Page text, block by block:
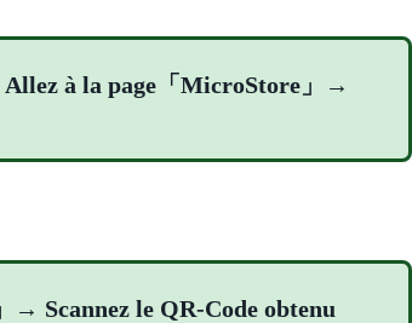
à la page「MicroStore」→
Scannez le QR-Code obtenu